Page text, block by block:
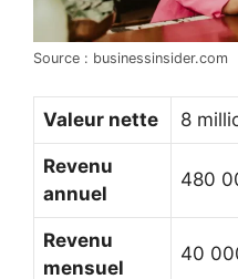
Source : businessinsider.com
Valeur nette 8
Revenu
annuel
480
Revenu
mensuel
40